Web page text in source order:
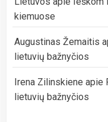
kiemuose
Augustinas Žemaitis
lietuvių bažnyčios
Irena Zilinskiene apie
lietuvių bažnyčios